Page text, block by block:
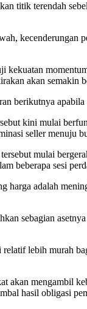
titik terendah
kecenderungan
kekuatan
akan semakin
berikutnya
kini mulai
seller menuju
mulai
beberapa sesi
adalah
sebagian
lebih murah
akan mengambil
hasil obligasi